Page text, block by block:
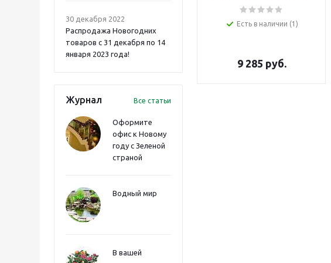
30 декабря 2022
Распродажа Новогодних
товаров с 31 декабря по 14
января 2023 года!
Журнал Все статьи
Оформите
офис к Новому
году с Зеленой
страной
Водный мир
В вашей
Есть в наличии (1)
9 285 руб.